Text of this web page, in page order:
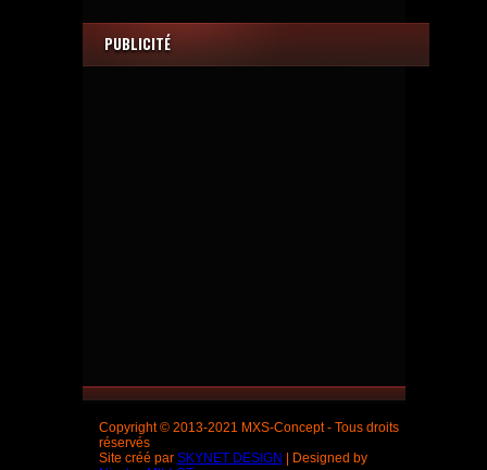
PUBLICITÉ
Copyright © 2013-2021 MXS-Concept - Tous droits
réservés
Site créé par SKYNET DESIGN
| Designed by